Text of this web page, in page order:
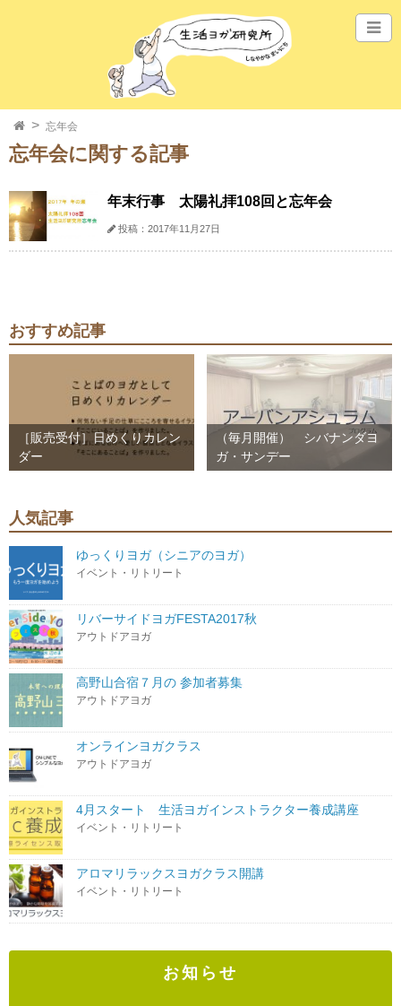
忘年会
忘年会に関する記事
年末行事 太陽礼拝108回と忘年会
投稿：2017年11月27日
おすすめ記事
［販売受付］日めくりカレン
ダー
（毎月開催） シバナンダヨ
ガ・サンデー
人気記事
ゆっくりヨガ（シニアのヨガ）
イベント・リトリート
リバーサイドヨガFESTA2017秋
アウトドアヨガ
高野山合宿７月の 参加者募集
アウトドアヨガ
オンラインヨガクラス
アウトドアヨガ
4月スタート 生活ヨガインストラクター養成講座
イベント・リトリート
アロマリラックスヨガクラス開講
イベント・リトリート
お知らせ